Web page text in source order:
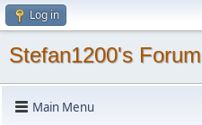
Log in
Stefan1200's Forum
Main Menu